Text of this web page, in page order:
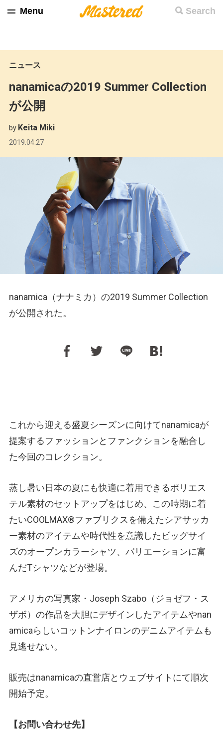
Search
Menu
ニュース
nanamicaの2019 Summer Collection
が公開
by Keita Miki
2019.04.27
nanamica（ナナミカ）の2019 Summer Collection
が公開された。
これから迎える盛夏シーズンに向けてnanamicaが
提案するファッションとファンクションを融合し
た今回のコレクション。
蒸し暑い日本の夏にも快適に着用できるポリエス
テル素材のセットアップをはじめ、この時期に着
たいCOOLMAX®ファブリクスを備えたシアサッカ
ー素材のアイテムや時代性を意識したビッグサイ
ズのオープンカラーシャツ、バリエーションに富
んだTシャツなどが登場。
アメリカの写真家・Joseph Szabo（ジョゼフ・ス
ザボ）の作品を大胆にデザインしたアイテムやnan
amicaらしいコットンナイロンのデニムアイテムも
見逃せない。
販売はnanamicaの直営店とウェブサイトにて順次
開始予定。
【お問い合わせ先】